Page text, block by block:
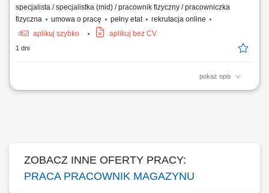
specjalista / specjalistka (mid) / pracownik fizyczny / pracowniczka
fizyczna
umowa o pracę pełny etat
rekrutacja online
aplikuj szybko
aplikuj bez CV
1 dni
pokaż opis
Twoje codzienne zadania Będziesz zarządzać przepływem wyrobów
ZOBACZ INNE OFERTY PRACY:
PRACA PRACOWNIK MAGAZYNU